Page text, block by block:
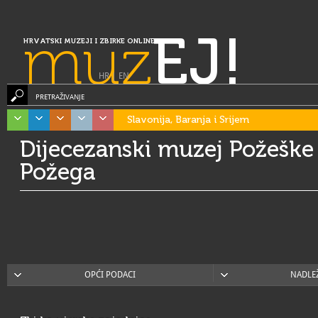
HRVATSKI MUZEJI I ZBIRKE ONLINE
muzEJ!
HR| EN
PRETRAŽIVANJE
Slavonija, Baranja i Srijem
Dijecezanski muzej
Požega
OPĆI PODACI